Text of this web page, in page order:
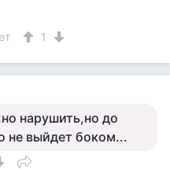
1
нарушить,но до
не выйдет боком...